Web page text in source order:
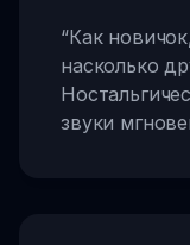
“Как
насколько
звуки